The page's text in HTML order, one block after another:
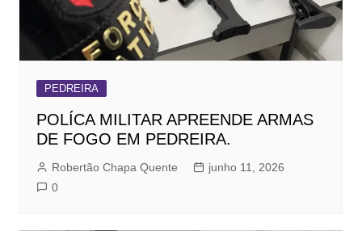
PEDREIRA
POLÍCA MILITAR APREENDE ARMAS
DE FOGO EM PEDREIRA.
Robertão Chapa Quente
junho 11, 2026
0